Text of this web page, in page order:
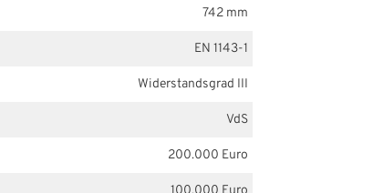
742 mm
EN 1143-1
Widerstandsgrad III
VdS
200.000 Euro